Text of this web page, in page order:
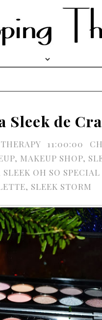
Sleek de
11:00:00
, MAKEUP SHOP,
SLEEK OH SO
, SLEEK STORM